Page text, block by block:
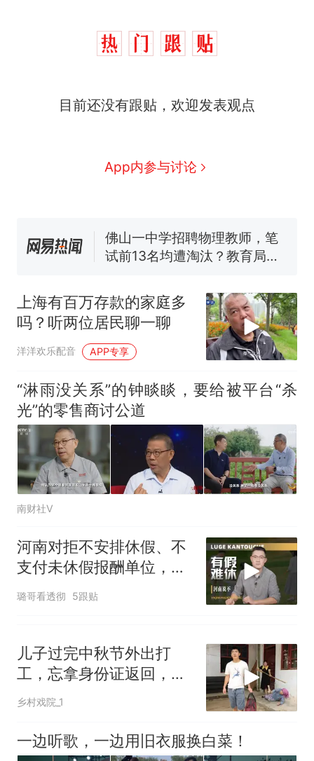
目前还没有跟贴，欢迎发表观点
App内参与讨论
全部作废，公平么？
新
全球唯一没有法定首都的国
线一圈，还曾两次到中国寻根
5060元才肯搬上楼！女子傻眼
空调24小时开着反而更省电？
已叫停招聘，成立调查组全面
核查
热 十多万人报名的考试，成绩
全部作废，公平么？
上海有百万存款的家庭多
吗？听两位居民聊一聊
洋洋欢乐配音 APP专享
“淋雨没关系”的钟睒睒，要给被平台“杀
光”的零售商讨公道
南财社V
河南对拒不安排休假、不
支付未休假报酬单位，快
速立案、限期整改
璐哥看透彻 5跟贴
儿子过完中秋节外出打
工，忘拿身份证返回，却
发现母亲躺在地上
乡村戏院_1
一边听歌，一边用旧衣服换白菜！